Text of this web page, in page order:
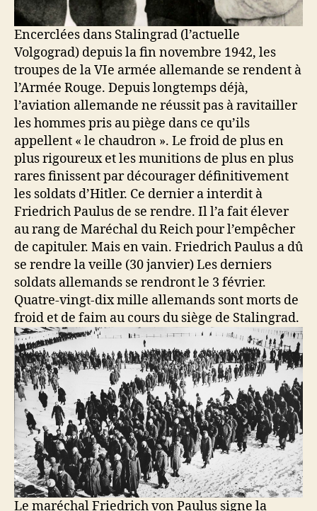
Encerclées dans Stalingrad (l’actuelle
Volgograd) depuis la fin novembre 1942, les
troupes de la VIe armée allemande se rendent à
l’Armée Rouge. Depuis longtemps déjà,
l’aviation allemande ne réussit pas à ravitailler
les hommes pris au piège dans ce qu’ils
appellent « le chaudron ». Le froid de plus en
plus rigoureux et les munitions de plus en plus
rares finissent par décourager définitivement
les soldats d’Hitler. Ce dernier a interdit à
Friedrich Paulus de se rendre. Il l’a fait élever
au rang de Maréchal du Reich pour l’empêcher
de capituler. Mais en vain. Friedrich Paulus a dû
se rendre la veille (30 janvier) Les derniers
soldats allemands se rendront le 3 février.
Quatre-vingt-dix mille allemands sont morts de
froid et de faim au cours du siège de Stalingrad.
Le maréchal Friedrich von Paulus signe la